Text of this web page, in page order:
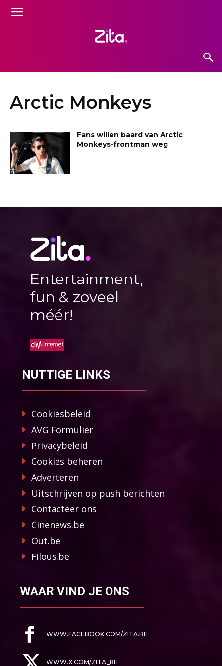
Arctic Monkeys
Fans willen baard van Arctic
Monkeys-frontman weg
Entertainment,
fun & zoveel
méér!
NUTTIGE LINKS
Cookiesbeleid
AVG Formulier
Privacybeleid
Cookies beheren
Adverteren
Uitschrijven op push berichten
Contacteer ons
Cinenews.be
Out.be
Filous.be
WAAR VIND JE ONS
WWW.FACEBOOK.COM/ZITA.BE
WWW.X.COM/ZITA_BE